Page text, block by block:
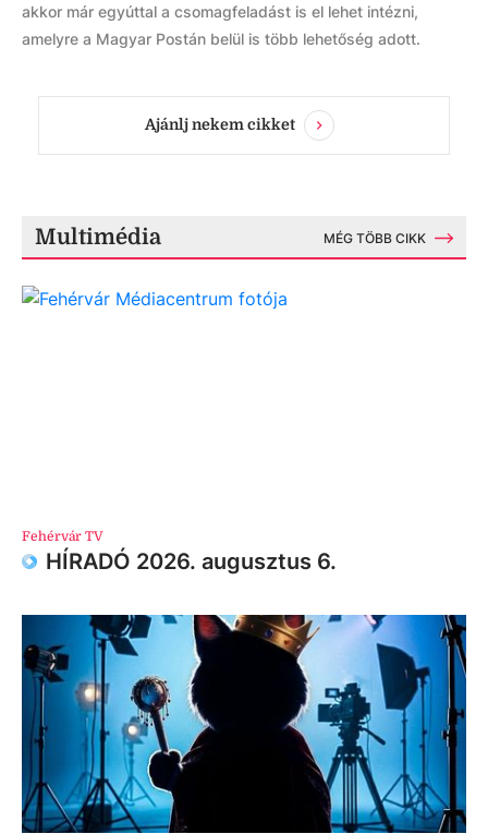
akkor már egyúttal a csomagfeladást is el lehet intézni,
amelyre a Magyar Postán belül is több lehetőség adott.
Ajánlj nekem cikket
Multimédia MÉG TÖBB CIKK
Fehérvár TV
HÍRADÓ 2026. augusztus 6.